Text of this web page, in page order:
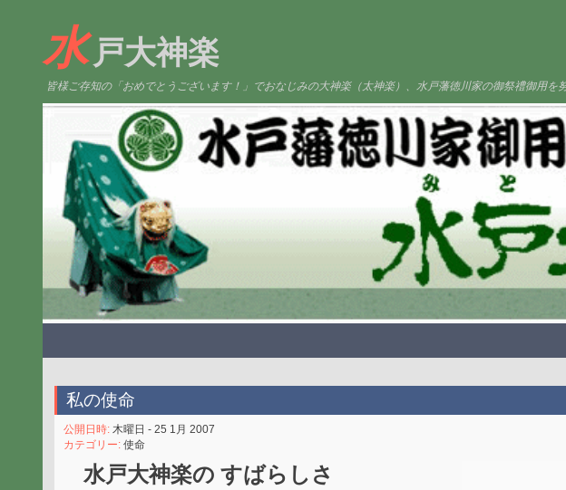
水 戸大神楽
皆様ご存知の「おめでとうございます！」でおなじみの大神楽（太神楽）、水戸藩徳川家の御祭禮御用
私の使命
公開日時: 木曜日 - 25 1月 2007
カテゴリー: 使命
水戸大神楽の すばらしさ